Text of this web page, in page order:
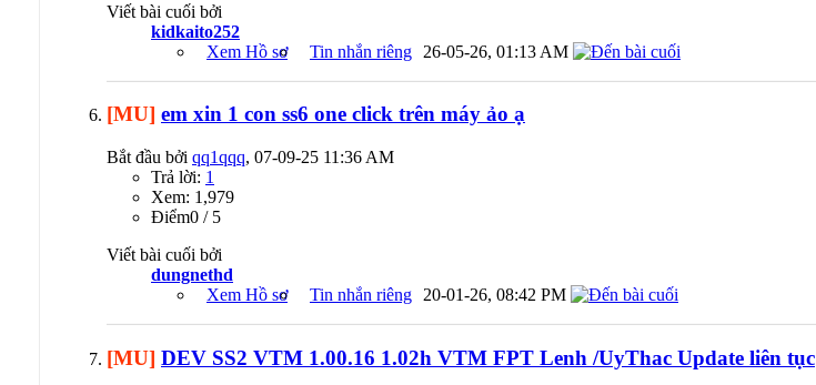
Viết bài cuối bởi
kidkaito252
Xem Hồ sơ
Tin nhắn riêng 26-05-26, 01:13 AM
[MU] em xin 1 con ss6 one click trên máy ảo ạ
Bắt đầu bởi qq1qqq, 07-09-25 11:36 AM
Trả lời: 1
Xem: 1,979
Ðiểm0 / 5
Viết bài cuối bởi
dungnethd
Xem Hồ sơ
Tin nhắn riêng 20-01-26, 08:42 PM
[MU] DEV SS2 VTM 1.00.16 1.02h VTM FPT Lenh /UyThac Update liên tục